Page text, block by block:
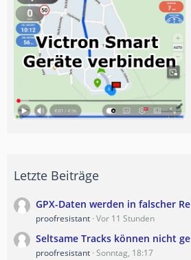
Letzte Beiträge
GPX-Daten werden in falscher
proofresistant Vor 11 Stunden
Seltsame Tracks können nicht
proofresistant Sonntag, 18:17